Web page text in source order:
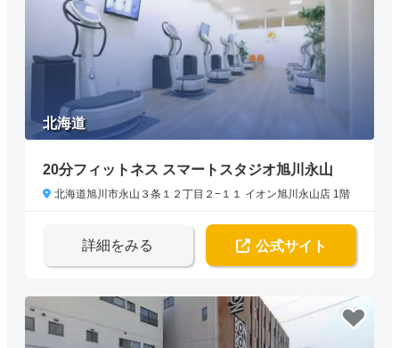
北海道
20分フィットネス スマートスタジオ旭川永山
北海道旭川市永山３条１２丁目２−１１ イオン旭川永山店 1階
詳細をみる 公式サイト